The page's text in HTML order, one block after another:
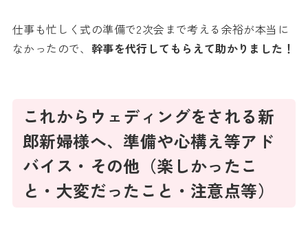
仕事も忙しく式の準備で2次会まで考える余裕が本当に
なかったので、 幹事を代行してもらえて助かりました！
これからウェディングをされる新
郎新婦様へ、準備や心構え等アド
バイス・その他（楽しかったこ
と・大変だったこと・注意点等）